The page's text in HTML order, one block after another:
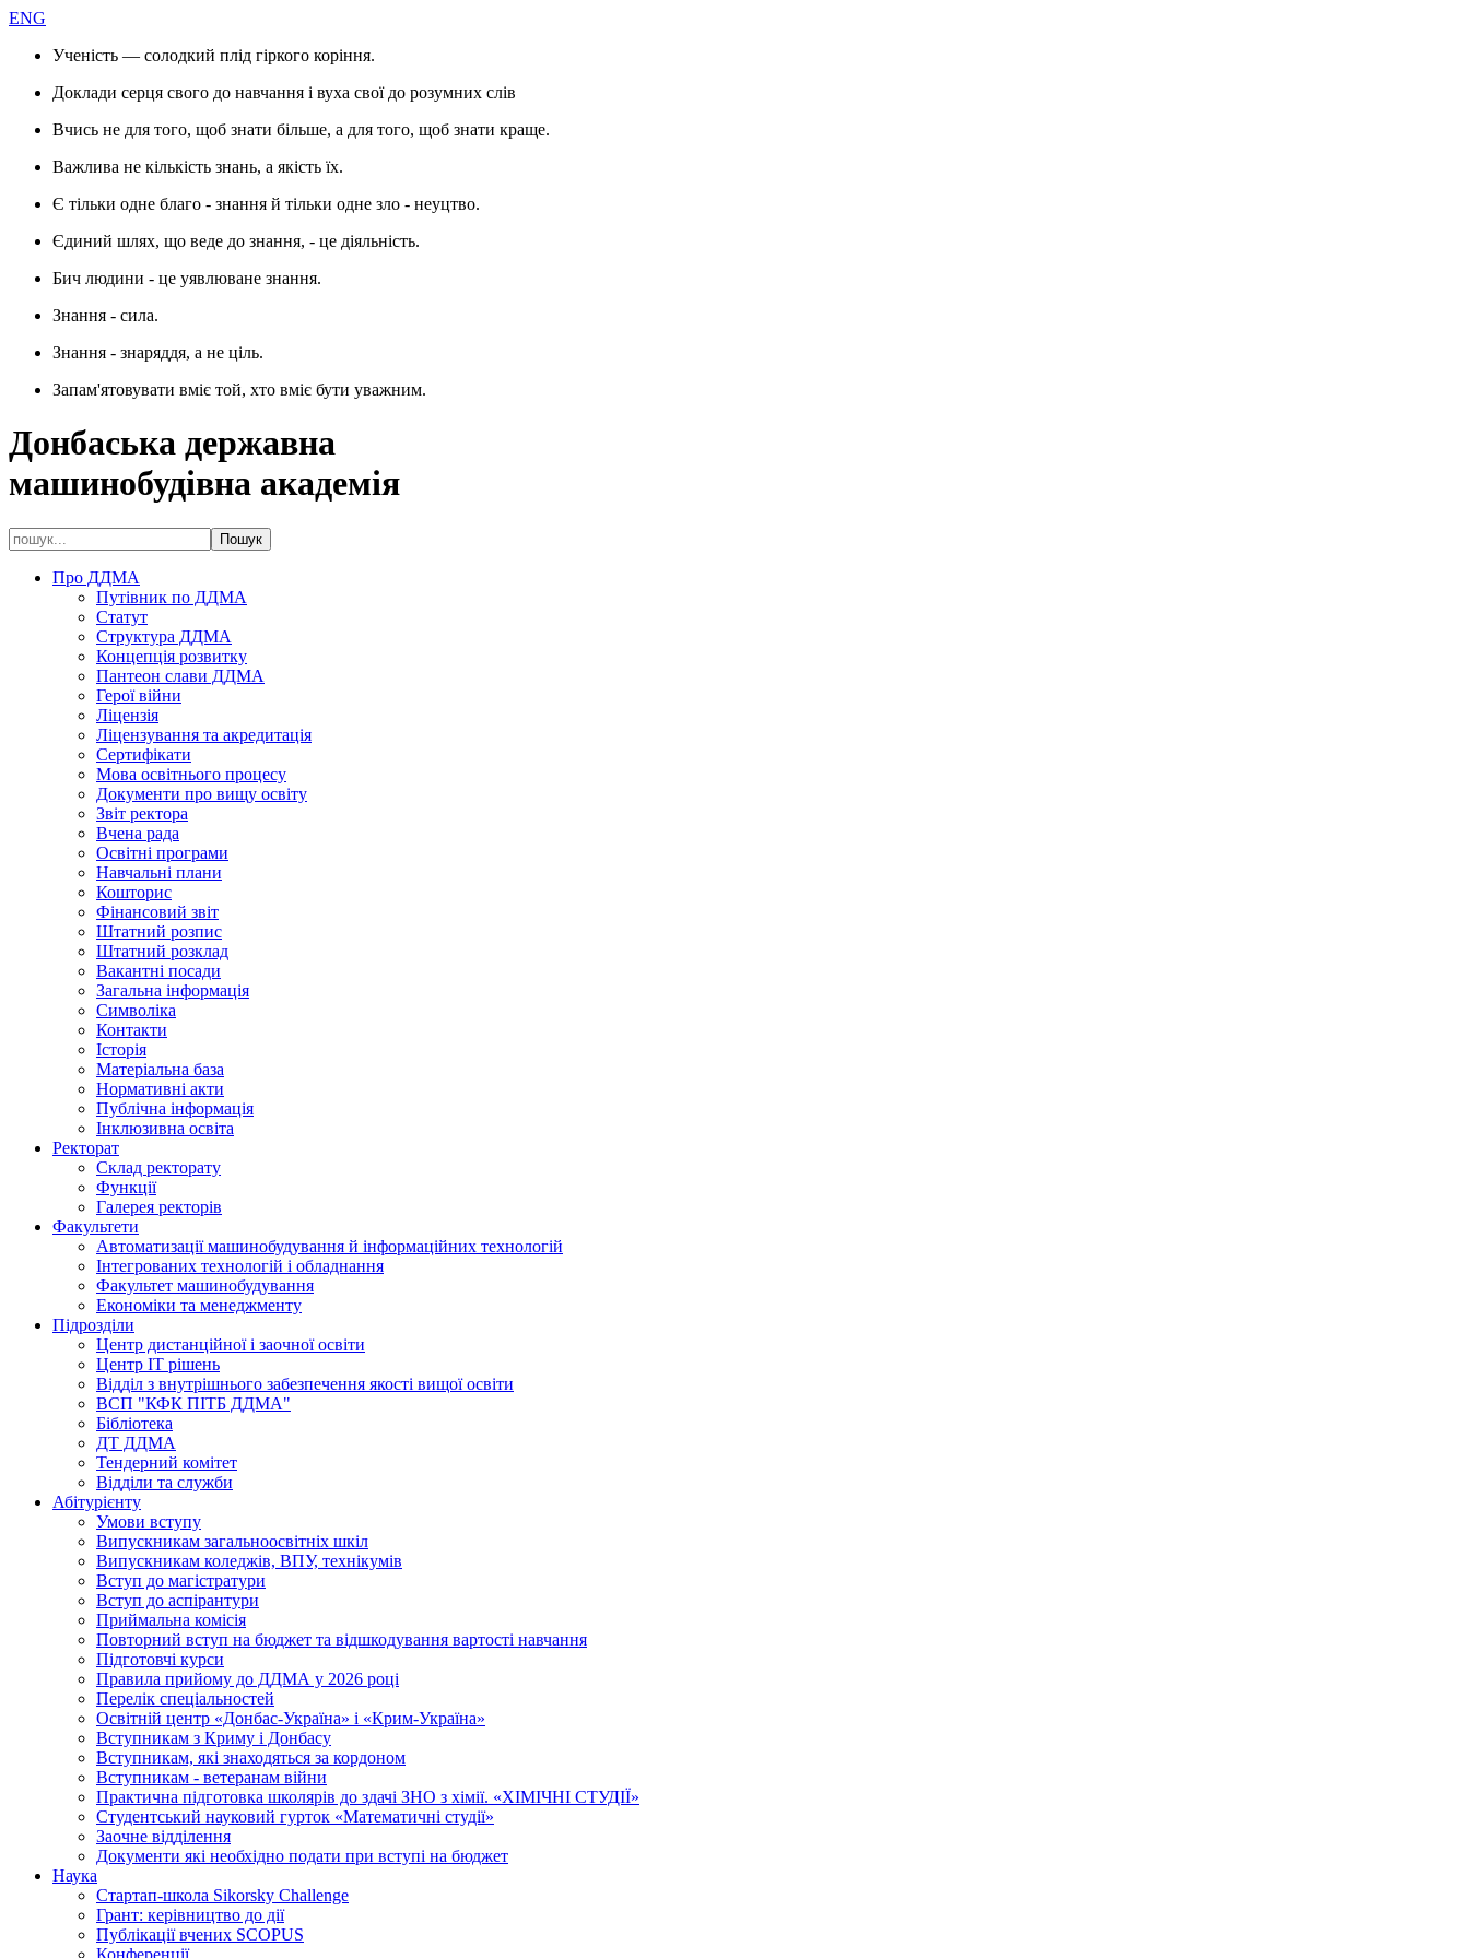
ENG
Ученість — солодкий плід гіркого коріння.
Доклади серця свого до навчання і вуха свої до розумних слів
Вчись не для того, щоб знати більше, а для того, щоб знати краще.
Важлива не кількість знань, а якість їх.
Є тільки одне благо - знання й тільки одне зло - неуцтво.
Єдиний шлях, що веде до знання, - це діяльність.
Бич людини - це уявлюване знання.
Знання - сила.
Знання - знаряддя, а не ціль.
Запам'ятовувати вміє той, хто вміє бути уважним.
Донбаська державна
машинобудівна академія
Про ДДМА
Путівник по ДДМА
Статут
Структура ДДМА
Концепція розвитку
Пантеон слави ДДМА
Герої війни
Ліцензія
Ліцензування та акредитація
Сертифікати
Мова освітнього процесу
Документи про вищу освіту
Звіт ректора
Вчена рада
Освітні програми
Навчальні плани
Кошторис
Фінансовий звіт
Штатний розпис
Штатний розклад
Вакантні посади
Загальна інформація
Символіка
Контакти
Історія
Матеріальна база
Нормативні акти
Публічна інформація
Інклюзивна освіта
Ректорат
Склад ректорату
Функції
Галерея ректорів
Факультети
Автоматизації машинобудування й інформаційних технологій
Інтегрованих технологій і обладнання
Факультет машинобудування
Економіки та менеджменту
Підрозділи
Центр дистанційної і заочної освіти
Центр ІТ рішень
Відділ з внутрішнього забезпечення якості вищої освіти
ВСП "КФК ПІТБ ДДМА"
Бібліотека
ДТ ДДМА
Тендерний комітет
Відділи та служби
Абітурієнту
Умови вступу
Випускникам загальноосвітніх шкіл
Випускникам коледжів, ВПУ, технікумів
Вступ до магістратури
Вступ до аспірантури
Приймальна комісія
Повторний вступ на бюджет та відшкодування вартості навчання
Підготовчі курси
Правила прийому до ДДМА у 2026 році
Перелік спеціальностей
Освітній центр «Донбас-Україна» і «Крим-Україна»
Вступникам з Криму і Донбасу
Вступникам, які знаходяться за кордоном
Вступникам - ветеранам війни
Практична підготовка школярів до здачі ЗНО з хімії. «ХІМІЧНІ СТУДІЇ»
Студентський науковий гурток «Математичні студії»
Заочне відділення
Документи які необхідно подати при вступі на бюджет
Наука
Стартап-школа Sikorsky Challenge
Грант: керівництво до дії
Публікації вчених SCOPUS
Конференції